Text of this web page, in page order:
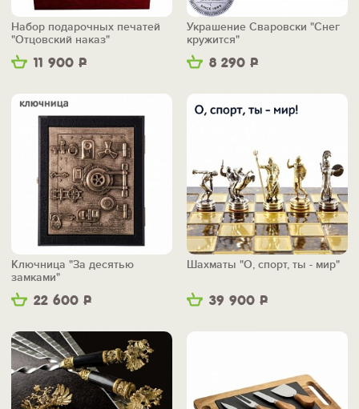
11 900 Р
Набор подарочных печатей
"Отцовский наказ"
8 290 Р
Украшение Сваровски "Снег
кружится"
22 600 Р
Ключница "За десятью
замками"
39 900 Р
Шахматы "О, спорт, ты - мир"